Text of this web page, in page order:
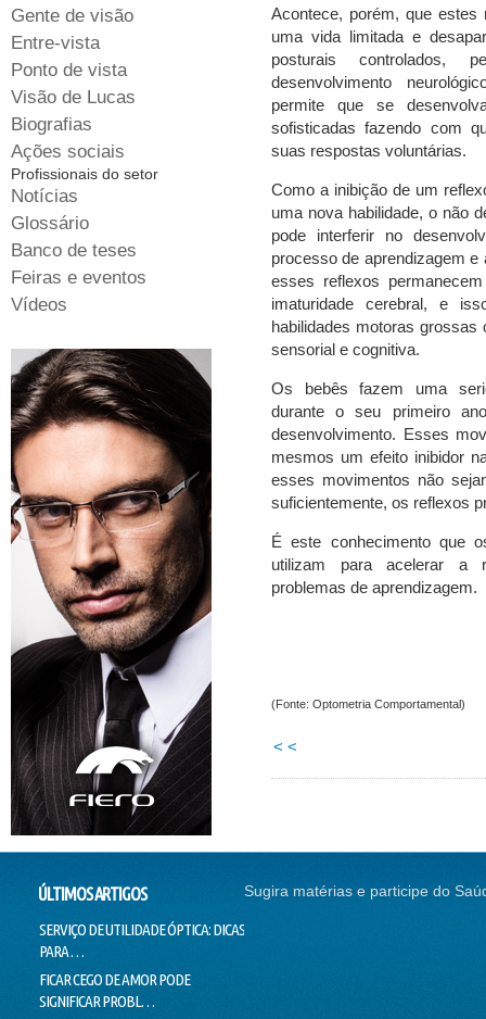
Acontece, porém, que estes
uma vida limitada e
posturais controlados,
desenvolvimento
permite que se
sofisticadas fazendo com
suas respostas voluntárias.
Como a inibição de um
uma nova habilidade, o não
pode interferir no
processo de aprendizagem
esses reflexos
imaturidade cerebral, e
habilidades motoras
sensorial e cognitiva.
Os bebês fazem uma
durante o seu primeiro
desenvolvimento. Esses
mesmos um efeito inibidor
esses movimentos não
suficientemente, os reflexos
É este conhecimento que
utilizam para acelerar a
problemas de aprendizagem.
(Fonte: Optometria Comportamental)
< <
Gente de visão
Entre-vista
Ponto de vista
Visão de Lucas
Biografias
Ações sociais
Profissionais do setor
Notícias
Glossário
Banco de teses
Feiras e eventos
Vídeos
ÚLTIMOS ARTIGOS
SERVIÇO DE UTILIDADE ÓPTICA: DICAS
PARA …
FICAR CEGO DE AMOR PODE
SIGNIFICAR PROBL…
Sugira matérias e participe do